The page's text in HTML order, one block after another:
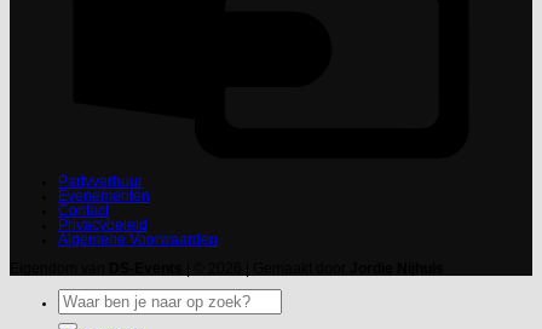
Partyverhuur
Evenementen
Contact
Privacybeleid
Algemene Voorwaarden
Zoeken
naar: